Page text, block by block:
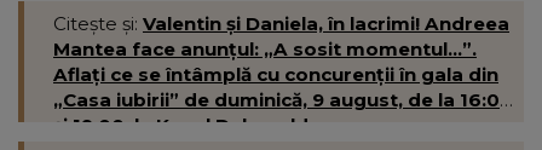
Citește și: Valentin și Daniela, în lacrimi! Andreea
Mantea face anunțul: „A sosit momentul...”.
Aflați ce se întâmplă cu concurenții în gala din
„Casa iubirii” de duminică, 9 august, de la 16:00
și 19:00, la Kanal D- kanald.ro